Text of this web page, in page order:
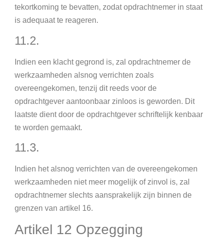
tekortkoming te bevatten, zodat opdrachtnemer in staat
is adequaat te reageren.
11.2.
Indien een klacht gegrond is, zal opdrachtnemer de
werkzaamheden alsnog verrichten zoals
overeengekomen, tenzij dit reeds voor de
opdrachtgever aantoonbaar zinloos is geworden. Dit
laatste dient door de opdrachtgever schriftelijk kenbaar
te worden gemaakt.
11.3.
Indien het alsnog verrichten van de overeengekomen
werkzaamheden niet meer mogelijk of zinvol is, zal
opdrachtnemer slechts aansprakelijk zijn binnen de
grenzen van artikel 16.
Artikel 12 Opzegging